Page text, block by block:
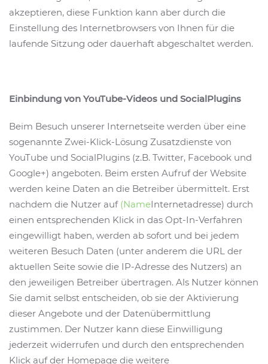
akzeptieren, diese Funktion kann aber durch die
Einstellung des Internetbrowsers von Ihnen für die
laufende Sitzung oder dauerhaft abgeschaltet werden.
Einbindung von YouTube-Videos und SocialPlugins
Beim Besuch unserer Internetseite werden über eine
sogenannte Zwei-Klick-Lösung Zusatzdienste von
YouTube und SocialPlugins (z.B. Twitter, Facebook und
Google+) angeboten. Beim ersten Aufruf der Website
werden keine Daten an die Betreiber übermittelt. Erst
nachdem die Nutzer auf (NameInternetadresse) durch
einen entsprechenden Klick in das Opt-In-Verfahren
eingewilligt haben, werden ab sofort und bei jedem
weiteren Besuch Daten (unter anderem die URL der
aktuellen Seite sowie die IP-Adresse des Nutzers) an
den jeweiligen Betreiber übertragen. Als Nutzer können
Sie damit selbst entscheiden, ob sie der Aktivierung
dieser Angebote und der Datenübermittlung
zustimmen. Der Nutzer kann diese Einwilligung
jederzeit widerrufen und durch den entsprechenden
Klick auf der Homepage die weitere